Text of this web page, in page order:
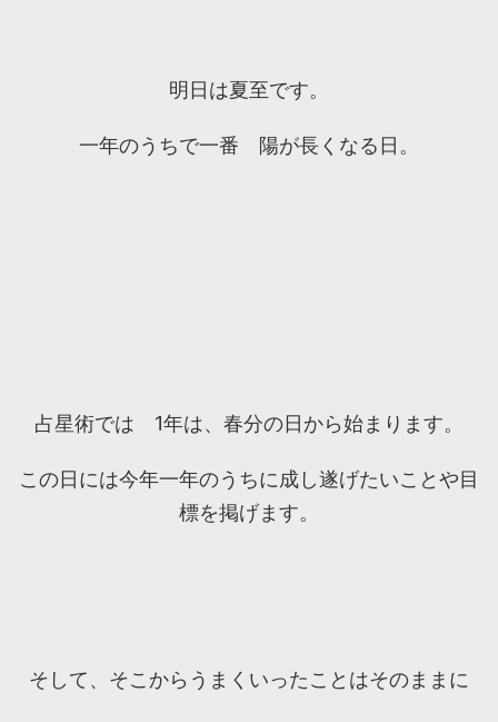
明日は夏至です。
一年のうちで一番 陽が長くなる日。
占星術では 1年は、春分の日から始まります。
この日には今年一年のうちに成し遂げたいことや目
標を掲げます。
そして、そこからうまくいったことはそのままに